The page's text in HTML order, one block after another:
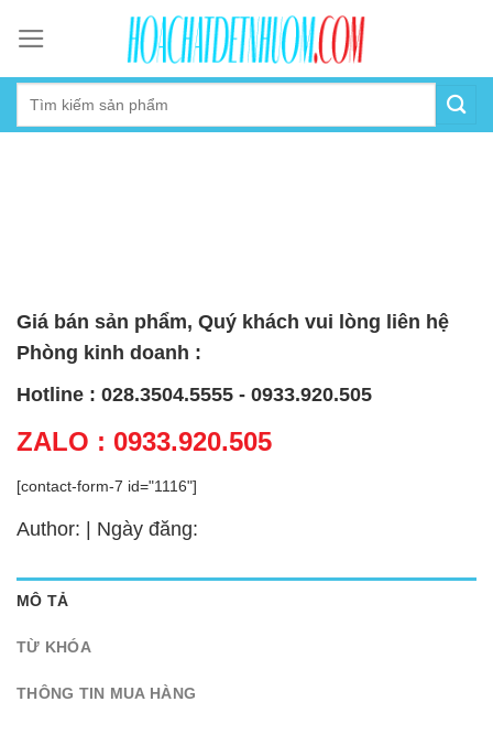
content
Giá bán sản phẩm, Quý khách vui lòng liên hệ
Phòng kinh doanh :
Hotline : 028.3504.5555 - 0933.920.505
ZALO : 0933.920.505
[contact-form-7 id="1116"]
Author: | Ngày đăng:
MÔ TẢ
TỪ KHÓA
THÔNG TIN MUA HÀNG